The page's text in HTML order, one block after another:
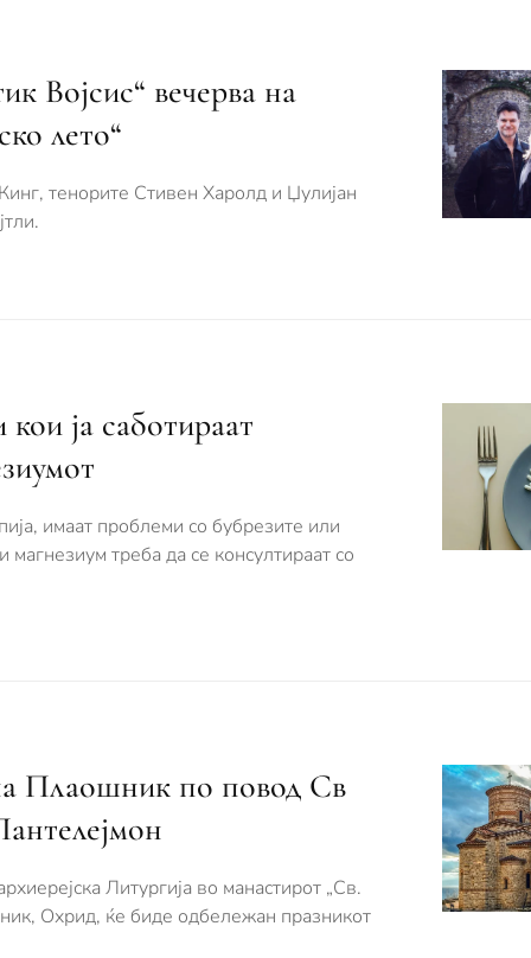
Војсис“ вечерва на
лето“
тенорите Стивен Харолд и Џулијан
ја саботираат
имаат проблеми со бубрезите или
треба да се консултираат со
Плаошник по повод Св
Литургија во манастирот „Св.
Охрид, ќе биде одбележан празникот